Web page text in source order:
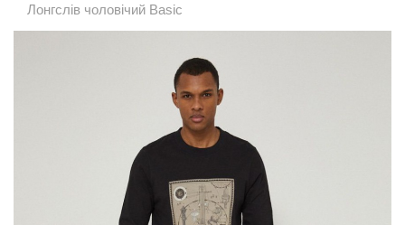
Лонгслів чоловічий Basic